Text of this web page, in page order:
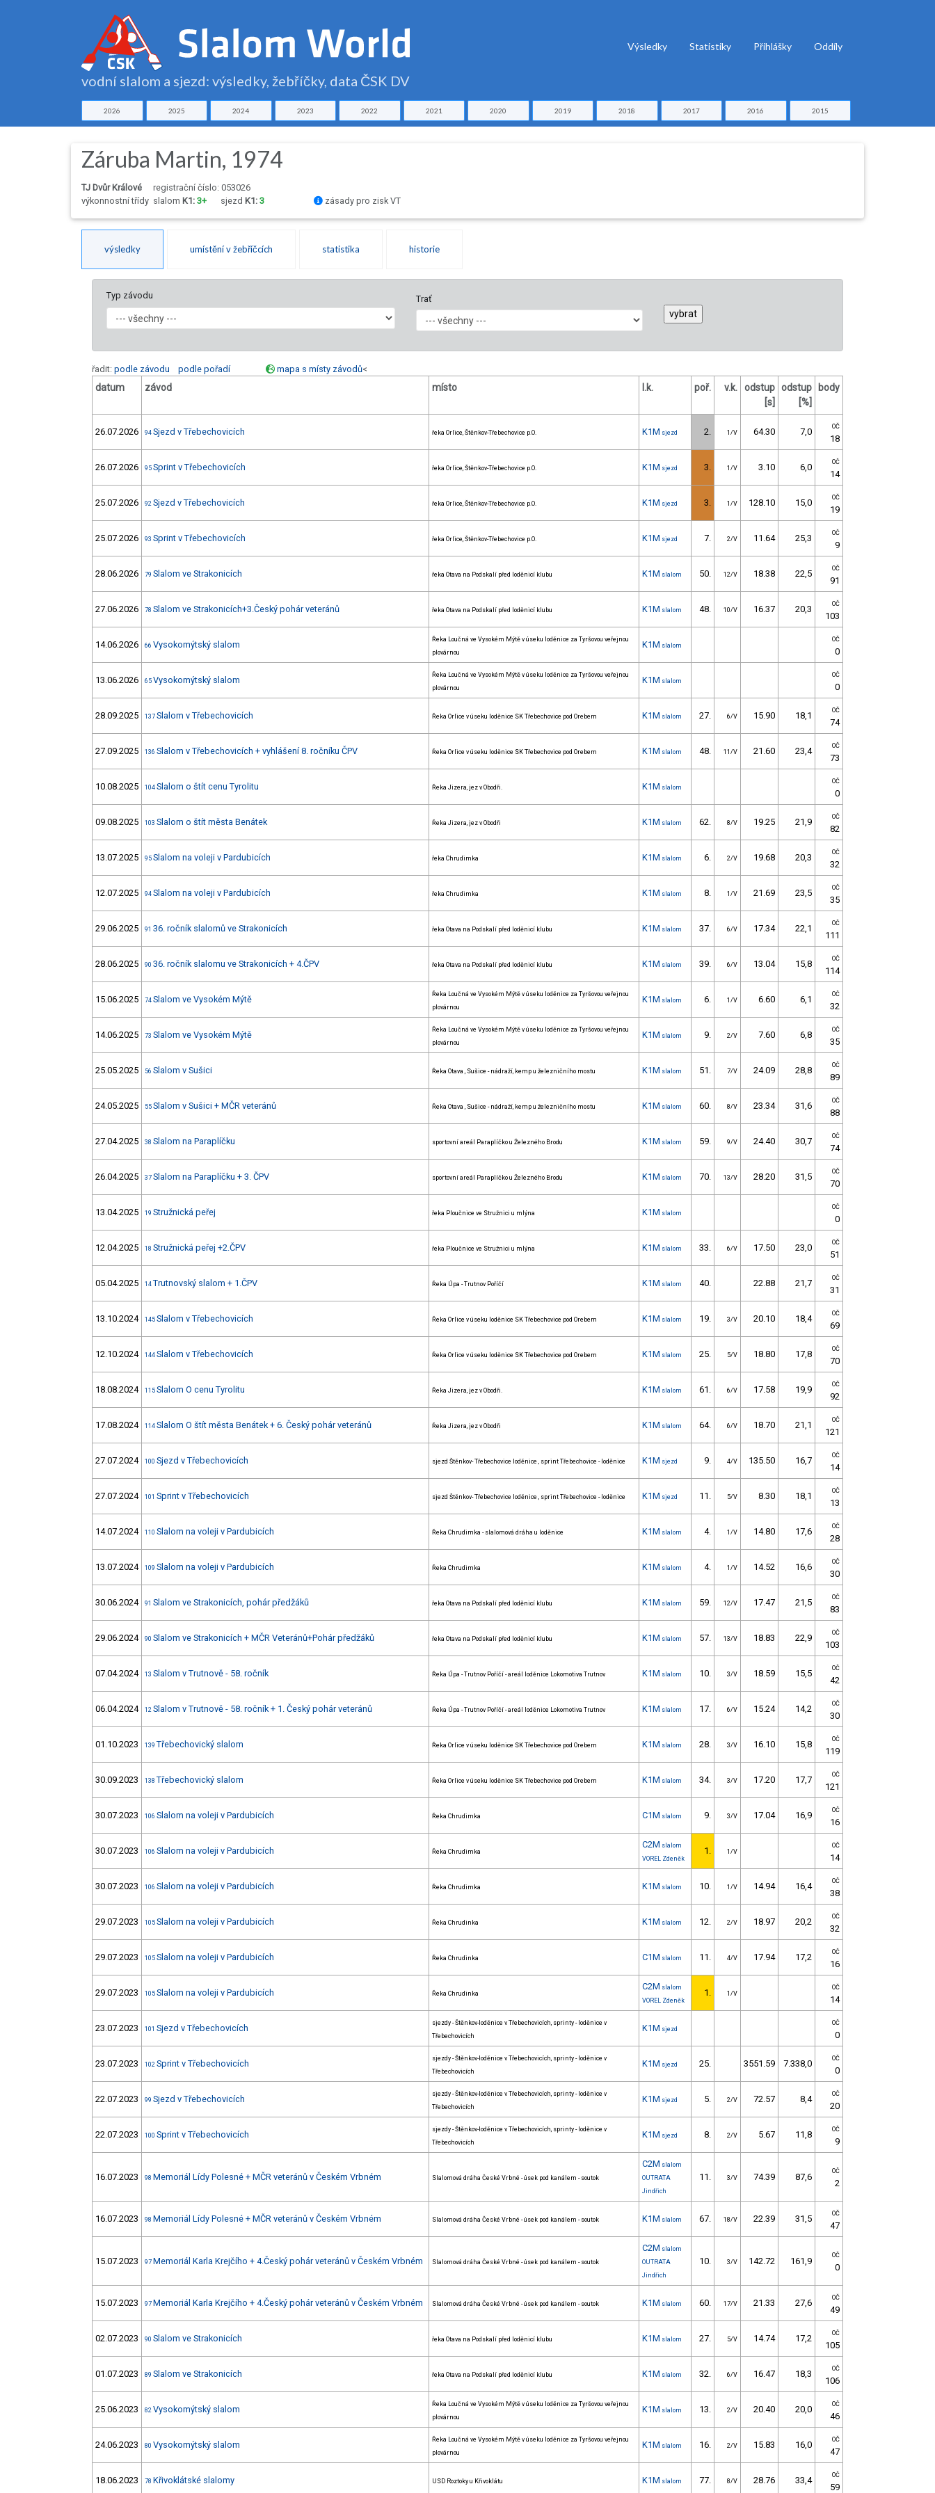
vodní slalom a sjezd: výsledky, žebříčky, data ČSK DV
Výsledky Statistiky Přihlášky Oddíly
2026 2025 2024 2023 2022 2021 2020 2019 2018 2017 2016 2015
Záruba Martin, 1974
TJ Dvůr Králové
registrační číslo: 053026
výkonnostní třídy slalom K1: 3+ sjezd K1: 3 zásady pro zisk VT
výsledky umístění v žebříčcích statistika historie
Typ závodu Trať
řadit: podle závodu podle pořadí mapa s místy závodů<
datum závod místo l.k. poř. v.k.
odstup
[s]
odstup
[%]
body
26.07.2026 94 Sjezd v Třebechovicích řeka Orlice, Štěnkov-Třebechovice p.O. K1M sjezd 2. 1/V 64.30 7,0 OČ
18
26.07.2026 95 Sprint v Třebechovicích řeka Orlice, Štěnkov-Třebechovice p.O. K1M sjezd 3. 1/V 3.10 6,0 OČ
14
25.07.2026 92 Sjezd v Třebechovicích řeka Orlice, Štěnkov-Třebechovice p.O. K1M sjezd 3. 1/V 128.10 15,0 OČ
19
25.07.2026 93 Sprint v Třebechovicích řeka Orlice, Štěnkov-Třebechovice p.O. K1M sjezd 7. 2/V 11.64 25,3 OČ
9
28.06.2026 79 Slalom ve Strakonicích řeka Otava na Podskalí před loděnicí klubu K1M slalom 50. 12/V 18.38 22,5 OČ
91
27.06.2026 78 Slalom ve Strakonicích+3.Český pohár veteránů řeka Otava na Podskalí před loděnicí klubu K1M slalom 48. 10/V 16.37 20,3 OČ
103
14.06.2026 66 Vysokomýtský slalom
Řeka Loučná ve Vysokém Mýtě v úseku loděnice za Tyršovou veřejnou
plovárnou
K1M slalom
OČ
0
13.06.2026 65 Vysokomýtský slalom
Řeka Loučná ve Vysokém Mýtě v úseku loděnice za Tyršovou veřejnou
plovárnou
K1M slalom
OČ
0
28.09.2025 137 Slalom v Třebechovicích Řeka Orlice v úseku loděnice SK Třebechovice pod Orebem K1M slalom 27. 6/V 15.90 18,1 OČ
74
27.09.2025 136 Slalom v Třebechovicích + vyhlášení 8. ročníku ČPV Řeka Orlice v úseku loděnice SK Třebechovice pod Orebem K1M slalom 48. 11/V 21.60 23,4 OČ
73
10.08.2025 104 Slalom o štít cenu Tyrolitu Řeka Jizera, jez v Obodři. K1M slalom
OČ
0
09.08.2025 103 Slalom o štít města Benátek Řeka Jizera, jez v Obodři K1M slalom 62. 8/V 19.25 21,9 OČ
82
13.07.2025 95 Slalom na voleji v Pardubicích řeka Chrudimka K1M slalom 6. 2/V 19.68 20,3 OČ
32
12.07.2025 94 Slalom na voleji v Pardubicích řeka Chrudimka K1M slalom 8. 1/V 21.69 23,5 OČ
35
29.06.2025 91 36. ročník slalomů ve Strakonicích řeka Otava na Podskalí před loděnicí klubu K1M slalom 37. 6/V 17.34 22,1 OČ
111
28.06.2025 90 36. ročník slalomu ve Strakonicích + 4.ČPV řeka Otava na Podskalí před loděnicí klubu K1M slalom 39. 6/V 13.04 15,8 OČ
114
15.06.2025 74 Slalom ve Vysokém Mýtě
Řeka Loučná ve Vysokém Mýtě v úseku loděnice za Tyršovou veřejnou
plovárnou
K1M slalom 6. 1/V 6.60 6,1 OČ
32
14.06.2025 73 Slalom ve Vysokém Mýtě
Řeka Loučná ve Vysokém Mýtě v úseku loděnice za Tyršovou veřejnou
plovárnou
K1M slalom 9. 2/V 7.60 6,8 OČ
35
25.05.2025 56 Slalom v Sušici Řeka Otava , Sušice - nádraží, kemp u železničního mostu K1M slalom 51. 7/V 24.09 28,8 OČ
89
24.05.2025 55 Slalom v Sušici + MČR veteránů Řeka Otava , Sušice - nádraží, kemp u železničního mostu K1M slalom 60. 8/V 23.34 31,6 OČ
88
27.04.2025 38 Slalom na Paraplíčku sportovní areál Paraplíčko u Železného Brodu K1M slalom 59. 9/V 24.40 30,7 OČ
74
26.04.2025 37 Slalom na Paraplíčku + 3. ČPV sportovní areál Paraplíčko u Železného Brodu K1M slalom 70. 13/V 28.20 31,5 OČ
70
13.04.2025 19 Stružnická peřej řeka Ploučnice ve Stružnici u mlýna K1M slalom
OČ
0
12.04.2025 18 Stružnická peřej +2.ČPV řeka Ploučnice ve Stružnici u mlýna K1M slalom 33. 6/V 17.50 23,0 OČ
51
05.04.2025 14 Trutnovský slalom + 1.ČPV Řeka Úpa - Trutnov Poříčí K1M slalom 40. 22.88 21,7 OČ
31
13.10.2024 145 Slalom v Třebechovicích Řeka Orlice v úseku loděnice SK Třebechovice pod Orebem K1M slalom 19. 3/V 20.10 18,4 OČ
69
12.10.2024 144 Slalom v Třebechovicích Řeka Orlice v úseku loděnice SK Třebechovice pod Orebem K1M slalom 25. 5/V 18.80 17,8 OČ
70
18.08.2024 115 Slalom O cenu Tyrolitu Řeka Jizera, jez v Obodři. K1M slalom 61. 6/V 17.58 19,9 OČ
92
17.08.2024 114 Slalom O štít města Benátek + 6. Český pohár veteránů Řeka Jizera, jez v Obodři K1M slalom 64. 6/V 18.70 21,1 OČ
121
27.07.2024 100 Sjezd v Třebechovicích sjezd Štěnkov- Třebechovice loděnice , sprint Třebechovice - loděnice K1M sjezd 9. 4/V 135.50 16,7 OČ
14
27.07.2024 101 Sprint v Třebechovicích sjezd Štěnkov- Třebechovice loděnice , sprint Třebechovice - loděnice K1M sjezd 11. 5/V 8.30 18,1 OČ
13
14.07.2024 110 Slalom na voleji v Pardubicích Řeka Chrudimka - slalomová dráha u loděnice K1M slalom 4. 1/V 14.80 17,6 OČ
28
13.07.2024 109 Slalom na voleji v Pardubicích Řeka Chrudimka K1M slalom 4. 1/V 14.52 16,6 OČ
30
30.06.2024 91 Slalom ve Strakonicích, pohár předžáků řeka Otava na Podskalí před loděnicí klubu K1M slalom 59. 12/V 17.47 21,5 OČ
83
29.06.2024 90 Slalom ve Strakonicích + MČR Veteránů+Pohár předžáků řeka Otava na Podskalí před loděnicí klubu K1M slalom 57. 13/V 18.83 22,9 OČ
103
07.04.2024 13 Slalom v Trutnově - 58. ročník Řeka Úpa - Trutnov Poříčí - areál loděnice Lokomotiva Trutnov K1M slalom 10. 3/V 18.59 15,5 OČ
42
06.04.2024 12 Slalom v Trutnově - 58. ročník + 1. Český pohár veteránů Řeka Úpa - Trutnov Poříčí - areál loděnice Lokomotiva Trutnov K1M slalom 17. 6/V 15.24 14,2 OČ
30
01.10.2023 139 Třebechovický slalom Řeka Orlice v úseku loděnice SK Třebechovice pod Orebem K1M slalom 28. 3/V 16.10 15,8 OČ
119
30.09.2023 138 Třebechovický slalom Řeka Orlice v úseku loděnice SK Třebechovice pod Orebem K1M slalom 34. 3/V 17.20 17,7 OČ
121
30.07.2023 106 Slalom na voleji v Pardubicích Řeka Chrudimka C1M slalom 9. 3/V 17.04 16,9 OČ
16
30.07.2023 106 Slalom na voleji v Pardubicích Řeka Chrudimka
C2M slalom
VOREL Zdeněk
1. 1/V
OČ
14
30.07.2023 106 Slalom na voleji v Pardubicích Řeka Chrudimka K1M slalom 10. 1/V 14.94 16,4 OČ
38
29.07.2023 105 Slalom na voleji v Pardubicích Řeka Chrudinka K1M slalom 12. 2/V 18.97 20,2 OČ
32
29.07.2023 105 Slalom na voleji v Pardubicích Řeka Chrudinka C1M slalom 11. 4/V 17.94 17,2 OČ
16
29.07.2023 105 Slalom na voleji v Pardubicích Řeka Chrudinka
C2M slalom
VOREL Zdeněk
1. 1/V
OČ
14
23.07.2023 101 Sjezd v Třebechovicích
sjezdy - Štěnkov-loděnice v Třebechovicích, sprinty - loděnice v
Třebechovicích
K1M sjezd
OČ
0
23.07.2023 102 Sprint v Třebechovicích
sjezdy - Štěnkov-loděnice v Třebechovicích, sprinty - loděnice v
Třebechovicích
K1M sjezd 25. 3551.59 7.338,0 OČ
0
22.07.2023 99 Sjezd v Třebechovicích
sjezdy - Štěnkov-loděnice v Třebechovicích, sprinty - loděnice v
Třebechovicích
K1M sjezd 5. 2/V 72.57 8,4 OČ
20
22.07.2023 100 Sprint v Třebechovicích
sjezdy - Štěnkov-loděnice v Třebechovicích, sprinty - loděnice v
Třebechovicích
K1M sjezd 8. 2/V 5.67 11,8 OČ
9
16.07.2023 98 Memoriál Lídy Polesné + MČR veteránů v Českém Vrbném Slalomová dráha České Vrbné - úsek pod kanálem - soutok
C2M slalom
OUTRATA
Jindřich
11. 3/V 74.39 87,6
OČ
2
16.07.2023 98 Memoriál Lídy Polesné + MČR veteránů v Českém Vrbném Slalomová dráha České Vrbné - úsek pod kanálem - soutok K1M slalom 67. 18/V 22.39 31,5 OČ
47
15.07.2023 97 Memoriál Karla Krejčího + 4.Český pohár veteránů v Českém Vrbném Slalomová dráha České Vrbné - úsek pod kanálem - soutok
C2M slalom
OUTRATA
Jindřich
10. 3/V 142.72 161,9
OČ
0
15.07.2023 97 Memoriál Karla Krejčího + 4.Český pohár veteránů v Českém Vrbném Slalomová dráha České Vrbné - úsek pod kanálem - soutok K1M slalom 60. 17/V 21.33 27,6 OČ
49
02.07.2023 90 Slalom ve Strakonicích řeka Otava na Podskalí před loděnicí klubu K1M slalom 27. 5/V 14.74 17,2 OČ
105
01.07.2023 89 Slalom ve Strakonicích řeka Otava na Podskalí před loděnicí klubu K1M slalom 32. 6/V 16.47 18,3 OČ
106
25.06.2023 82 Vysokomýtský slalom
Řeka Loučná ve Vysokém Mýtě v úseku loděnice za Tyršovou veřejnou
plovárnou
K1M slalom 13. 2/V 20.40 20,0 OČ
46
24.06.2023 80 Vysokomýtský slalom
Řeka Loučná ve Vysokém Mýtě v úseku loděnice za Tyršovou veřejnou
plovárnou
K1M slalom 16. 2/V 15.83 16,0 OČ
47
18.06.2023 78 Křivoklátské slalomy USD Roztoky u Křivoklátu K1M slalom 77. 8/V 28.76 33,4 OČ
59